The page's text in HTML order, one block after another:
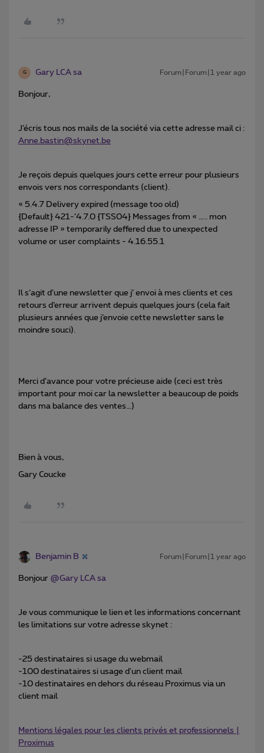
G Gary LCA sa Forum|Forum|1 year ago
Bonjour,
J’écris tous nos mails de la société via cette adresse mail ci :
Anne.bastin@skynet.be
Je reçois depuis quelques jours cette erreur pour plusieurs
envois vers nos correspondants (client).
« 5.4.7 Delivery expired (message too old)
{Default} 421-‘4.7.0 {TSS04} Messages from « ….. mon
adresse IP » temporarily deffered due to unexpected
volume or user complaints - 4.16.55.1
Il s’agit d’une newsletter que j’ envoi à mes clients et ces
retours d’erreur arrivent depuis quelques jours (cela fait
plusieurs années que j’envoie cette newsletter sans le
moindre souci).
Merci d’avance pour votre précieuse aide (ceci est très
important pour moi car la newsletter a beaucoup de poids
dans ma balance des ventes…)
Bien à vous,
Gary Coucke
Benjamin B Forum|Forum|1 year ago
Bonjour @Gary LCA sa
Je vous communique le lien et les informations concernant
les limitations sur votre adresse skynet :
-25 destinataires si usage du webmail
-100 destinataires si usage d'un client mail
-10 destinataires en dehors du réseau Proximus via un
client mail
Mentions légales pour les clients privés et professionnels |
Proximus